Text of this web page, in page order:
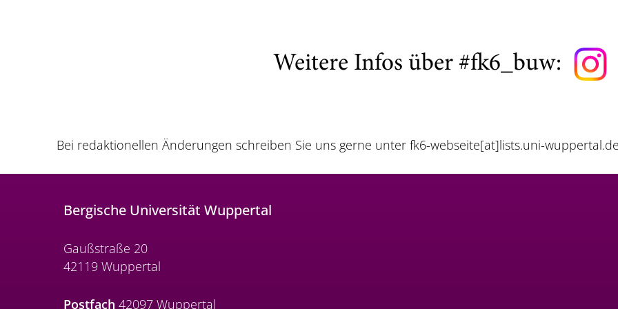
Weitere Infos über #fk6_buw:
Bei redaktionellen Änderungen schreiben Sie uns gerne unter fk6-webseite[at]lists.uni-
Bergische Universität Wuppertal
Gaußstraße 20
42119 Wuppertal
Postfach 42097 Wuppertal